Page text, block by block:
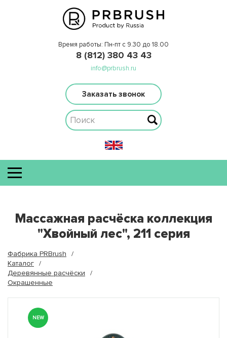
Время работы: Пн-пт с 9.30 до 18.00
8 (812) 380 43 43
info@prbrush.ru
Заказать звонок
Массажная расчёска коллекция
"Хвойный лес", 211 серия
Фабрика PRBrush
Каталог
Деревянные расчёски
Окрашенные
NEW